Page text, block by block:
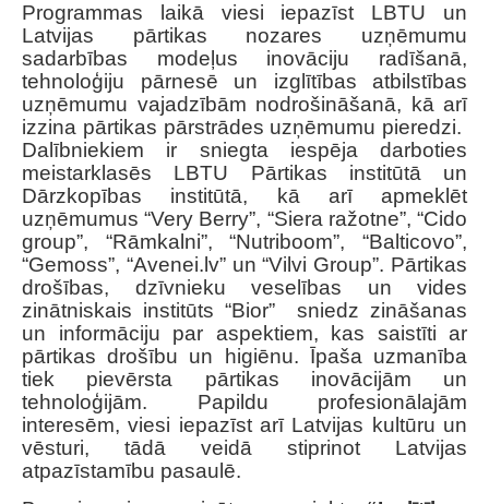
Programmas laikā viesi iepazīst LBTU un
Latvijas pārtikas nozares uzņēmumu
sadarbības modeļus inovāciju radīšanā,
tehnoloģiju pārnesē un izglītības atbilstības
uzņēmumu vajadzībām nodrošināšanā, kā arī
izzina pārtikas pārstrādes uzņēmumu pieredzi.
Dalībniekiem ir sniegta iespēja darboties
meistarklasēs LBTU Pārtikas institūtā un
Dārzkopības institūtā, kā arī apmeklēt
uzņēmumus “Very Berry”, “Siera ražotne”, “Cido
group”, “Rāmkalni”, “Nutriboom”, “Balticovo”,
“Gemoss”, “Avenei.lv” un “Vilvi Group”. Pārtikas
drošības, dzīvnieku veselības un vides
zinātniskais institūts “Bior” sniedz zināšanas
un informāciju par aspektiem, kas saistīti ar
pārtikas drošību un higiēnu. Īpaša uzmanība
tiek pievērsta pārtikas inovācijām un
tehnoloģijām. Papildu profesionālajām
interesēm, viesi iepazīst arī Latvijas kultūru un
vēsturi, tādā veidā stiprinot Latvijas
atpazīstamību pasaulē.